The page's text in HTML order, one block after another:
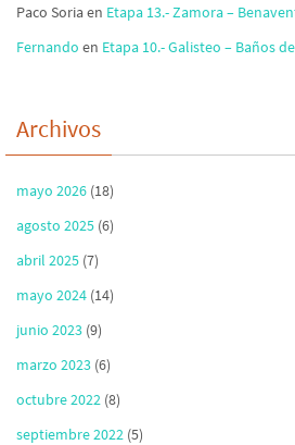
Paco Soriaen Etapa 13.- Zamora –
Fernando en Etapa 10.- Galisteo – Baños
Archivos
mayo 2026 (18)
agosto 2025 (6)
abril 2025 (7)
mayo 2024 (14)
junio 2023 (9)
marzo 2023 (6)
octubre 2022 (8)
septiembre 2022 (5)